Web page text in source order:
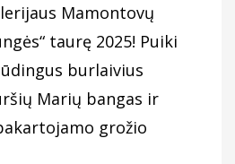
Mamontovų
taurę 2025! Puiki
burlaivius
Marių bangas ir
grožio